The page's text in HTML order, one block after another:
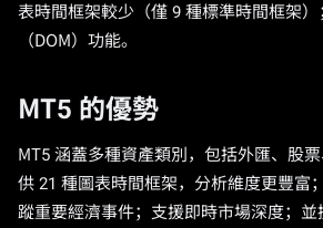
表時間框架較少（僅 9 種標準時間框架
（DOM）功能。
MT5 的優勢
MT5 涵蓋多種資產類別，包括外匯、股
供 21 種圖表時間框架，分析維度更豐富
蹤重要經濟事件；支援即時市場深度；